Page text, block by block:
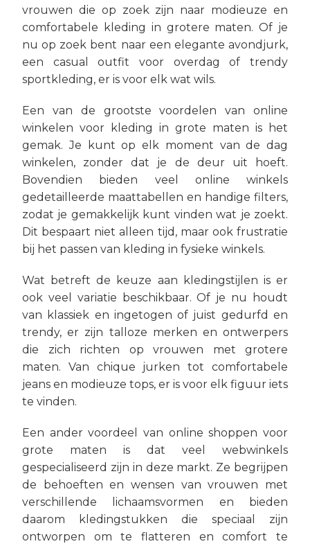
vrouwen die op zoek zijn naar modieuze en
comfortabele kleding in grotere maten. Of je
nu op zoek bent naar een elegante avondjurk,
een casual outfit voor overdag of trendy
sportkleding, er is voor elk wat wils.
Een van de grootste voordelen van online
winkelen voor kleding in grote maten is het
gemak. Je kunt op elk moment van de dag
winkelen, zonder dat je de deur uit hoeft.
Bovendien bieden veel online winkels
gedetailleerde maattabellen en handige filters,
zodat je gemakkelijk kunt vinden wat je zoekt.
Dit bespaart niet alleen tijd, maar ook frustratie
bij het passen van kleding in fysieke winkels.
Wat betreft de keuze aan kledingstijlen is er
ook veel variatie beschikbaar. Of je nu houdt
van klassiek en ingetogen of juist gedurfd en
trendy, er zijn talloze merken en ontwerpers
die zich richten op vrouwen met grotere
maten. Van chique jurken tot comfortabele
jeans en modieuze tops, er is voor elk figuur iets
te vinden.
Een ander voordeel van online shoppen voor
grote maten is dat veel webwinkels
gespecialiseerd zijn in deze markt. Ze begrijpen
de behoeften en wensen van vrouwen met
verschillende lichaamsvormen en bieden
daarom kledingstukken die speciaal zijn
ontworpen om te flatteren en comfort te